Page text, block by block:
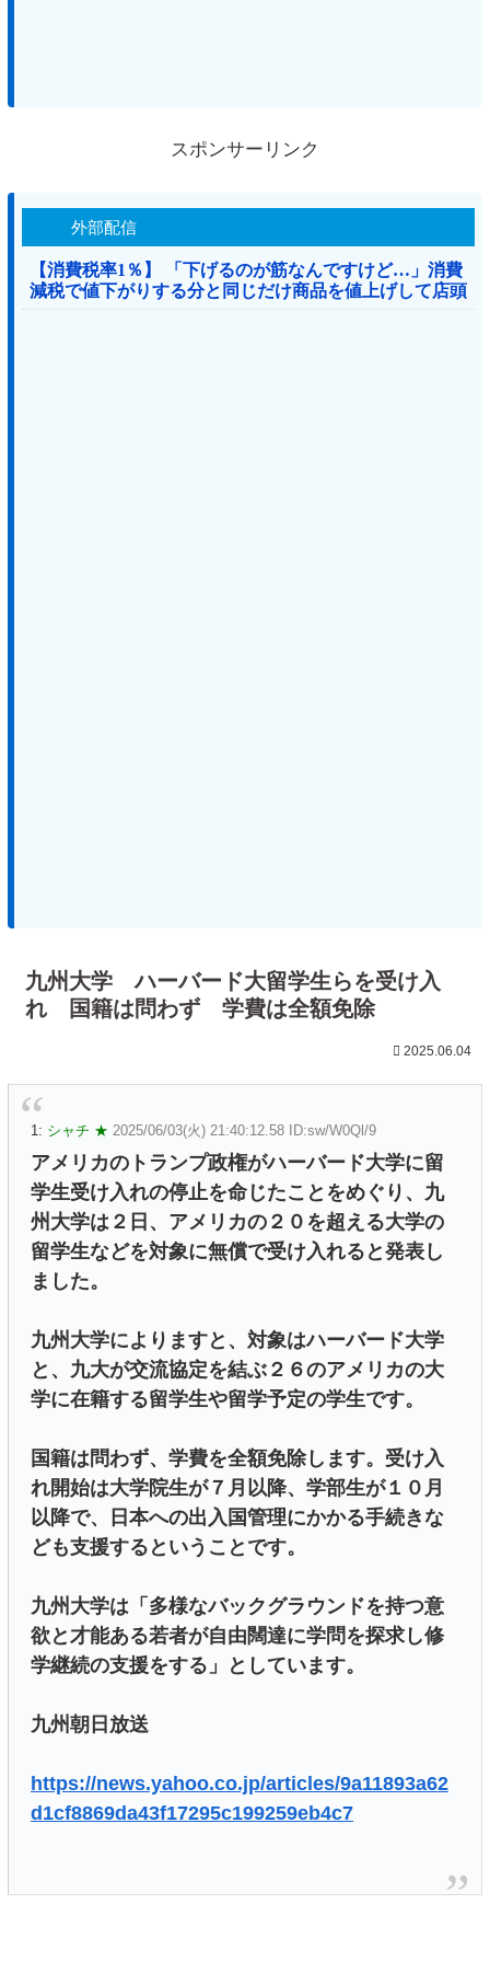
スポンサーリンク
外部配信
【消費税率1％】 「下げるのが筋なんですけど…」消費
減税で値下がりする分と同じだけ商品を値上げして店頭
価格を変えない店も
九州大学 ハーバード大留学生らを受け入
れ 国籍は問わず 学費は全額免除
2025.06.04
1: シャチ ★ 2025/06/03(火) 21:40:12.58 ID:sw/W0Ql/9
アメリカのトランプ政権がハーバード大学に留
学生受け入れの停止を命じたことをめぐり、九
州大学は２日、アメリカの２０を超える大学の
留学生などを対象に無償で受け入れると発表し
ました。
九州大学によりますと、対象はハーバード大学
と、九大が交流協定を結ぶ２６のアメリカの大
学に在籍する留学生や留学予定の学生です。
国籍は問わず、学費を全額免除します。受け入
れ開始は大学院生が７月以降、学部生が１０月
以降で、日本への出入国管理にかかる手続きな
ども支援するということです。
九州大学は「多様なバックグラウンドを持つ意
欲と才能ある若者が自由闊達に学問を探求し修
学継続の支援をする」としています。
九州朝日放送
https://news.yahoo.co.jp/articles/9a11893a62
d1cf8869da43f17295c199259eb4c7